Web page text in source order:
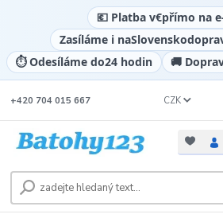
💶 Platba v€přímo na
Zasíláme i naSlovensko
⏱️ Odesíláme do24 hodin 🚚
CZK
+420 704 015 667